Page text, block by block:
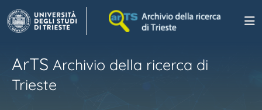
ArTS Archivio della ricerca di
Trieste